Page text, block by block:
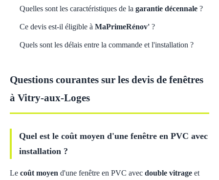
Quelles sont les caractéristiques de la garantie décennale ?
Ce devis est-il éligible à MaPrimeRénov' ?
Quels sont les délais entre la commande et l'installation ?
Questions courantes sur les devis de fenêtres
à Vitry-aux-Loges
Quel est le coût moyen d'une fenêtre en PVC avec
installation ?
Le coût moyen d'une fenêtre en PVC avec double vitrage et